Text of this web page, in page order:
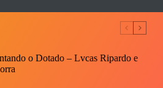
o Dotado – Lvcas Ripardo e